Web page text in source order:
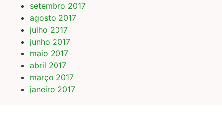
setembro 2017
agosto 2017
julho 2017
junho 2017
maio 2017
abril 2017
março 2017
janeiro 2017